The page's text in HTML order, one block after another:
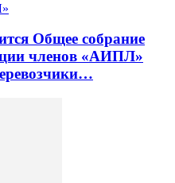
Общее собрание
членов «АИПЛ»